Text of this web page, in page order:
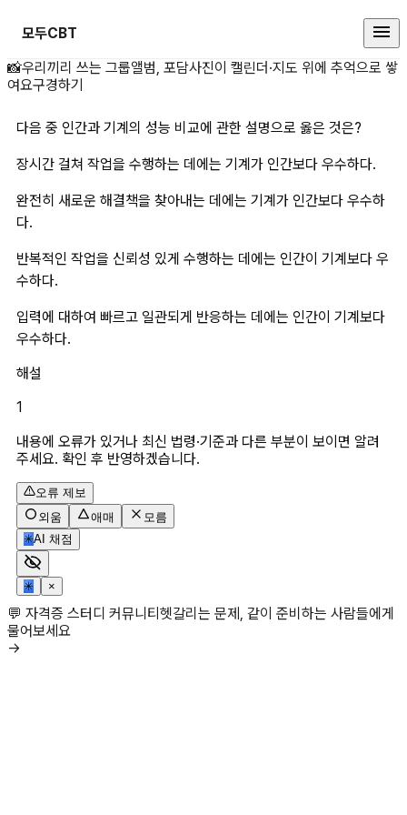
모두CBT
다음 중 인간과 기계의 성능 비교
📸우리끼리 쓰는 그룹앨범, 포담사진이 캘린더·지도 위에 추억으로 쌓
여요구경하기
다음 중 인간과 기계의 성능 비교에 관한 설명으로 옳은 것은?
장시간 걸쳐 작업을 수행하는 데에는 기계가 인간보다 우수하다.
완전히 새로운 해결책을 찾아내는 데에는 기계가 인간보다 우수하
다.
반복적인 작업을 신뢰성 있게 수행하는 데에는 인간이 기계보다 우
수하다.
입력에 대하여 빠르고 일관되게 반응하는 데에는 인간이 기계보다
우수하다.
해설
1
내용에 오류가 있거나 최신 법령·기준과 다른 부분이 보이면 알려
주세요. 확인 후 반영하겠습니다.
오류 제보
외움
애매
모름
✳AI 채점
✳ ×
💬 자격증 스터디 커뮤니티헷갈리는 문제, 같이 준비하는 사람들에게
물어보세요
→